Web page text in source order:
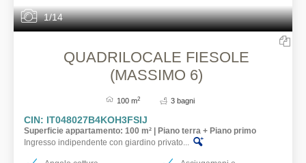
1/14
QUADRILOCALE FIESOLE
(MASSIMO 6)
100 m2 3 bagni
CIN: IT048027B4KOH3FSIJ
Superficie appartamento: 100 m² | Piano terra + Piano primo
Ingresso indipendente con giardino privato...